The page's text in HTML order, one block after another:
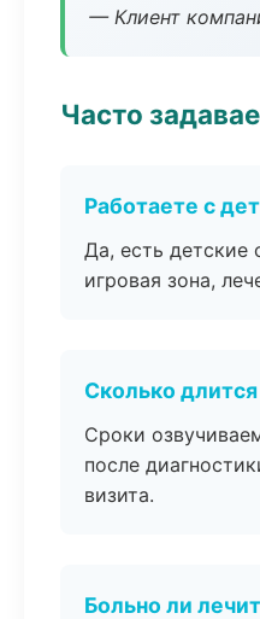
— Клиент
Часто
Работаете с
Да, есть детские
игровая зона,
Сколько
Сроки
после
визита.
Больно ли